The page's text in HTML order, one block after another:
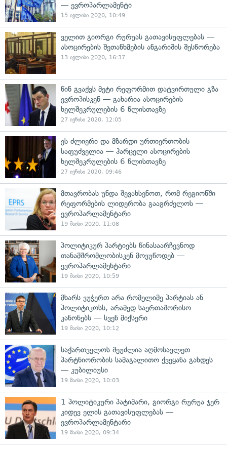
— ევროპარლამენტი
15 ივლისი 2020, 10:49
ველით გიორგი რურუას გათავისუფლებას —
ასოცირების შეთანხმების ანგარიშის შესწორება
13 ივლისი 2020, 16:37
წინ გვაქვს მეტი რეფორმით დატვირთული გზა
ევროპისკენ — გახარია ასოცირების
ხელშეკრულების 6 წლისთავზე
27 ივნისი 2020, 12:05
ეს ძლიერი და მზარდი ურთიერთობის
საფუძველია — ჰარცელი ასოცირების
ხელშეკრულების 6 წლისთავზე
27 ივნისი 2020, 09:46
მთავრობას უნდა შევახსენოთ, რომ რეგიონში
რეფორმების ლიდერობა გააგრძელოს —
ევროპარლამენტარი
19 მაისი 2020, 11:08
პოლიტიკურ პარტიებს წინასაარჩევნოდ
თანამშრომლობისკენ მოვუწოდებ —
ევროპარლამენტარი
19 მაისი 2020, 10:59
მხარს ვუჭერთ არა რომელიმე პარტიას ან
პოლიტიკოსს, არამედ საერთაშორისო
კანონებს — სვენ მიქსერი
19 მაისი 2020, 10:12
საქართველოს შეუძლია აღმოსავლეთ
პარტნიორობის სამაგალითო ქვეყანა გახდეს
— კუბილიუსი
19 მაისი 2020, 10:03
1 პოლიტიკური პატიმარი, გიორგი რურუა ჯერ
კიდევ ელის გათავისუფლებას —
ევროპარლამენტარი
19 მაისი 2020, 09:34